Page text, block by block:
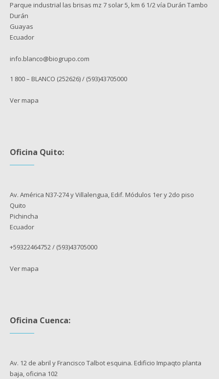
Parque industrial las brisas mz 7 solar 5, km 6 1/2 vía Durán Tambo
Durán
Guayas
Ecuador
info.blanco@biogrupo.com
1 800 – BLANCO (252626) / (593)43705000
Ver mapa
Oficina Quito:
Av. América N37-274 y Villalengua, Edif. Módulos 1er y 2do piso
Quito
Pichincha
Ecuador
+59322464752 / (593)43705000
Ver mapa
Oficina Cuenca:
Av. 12 de abril y Francisco Talbot esquina. Edificio Impaqto planta
baja, oficina 102